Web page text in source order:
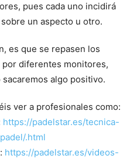
pues cada uno incidirá
un aspecto u otro.
es que se repasen los
diferentes monitores,
sacaremos algo positivo.
ver a profesionales como:
https://padelstar.es/tecnica-
.html
https://padelstar.es/videos-